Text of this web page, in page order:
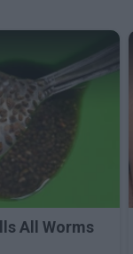
All Worms